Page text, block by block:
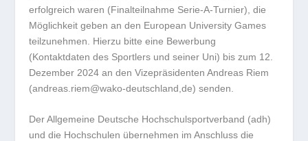
erfolgreich waren (Finalteilnahme Serie-A-Turnier), die
Möglichkeit geben an den European University Games
teilzunehmen. Hierzu bitte eine Bewerbung
(Kontaktdaten des Sportlers und seiner Uni) bis zum 12.
Dezember 2024 an den Vizepräsidenten Andreas Riem
(andreas.riem@wako-deutschland,de) senden.
Der Allgemeine Deutsche Hochschulsportverband (adh)
und die Hochschulen übernehmen im Anschluss die